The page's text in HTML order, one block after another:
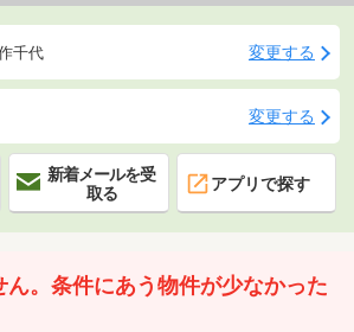
千代 変更する
変更する
新着メールを受
取る
アプリで探す
ん。条件にあう物件が少なかった